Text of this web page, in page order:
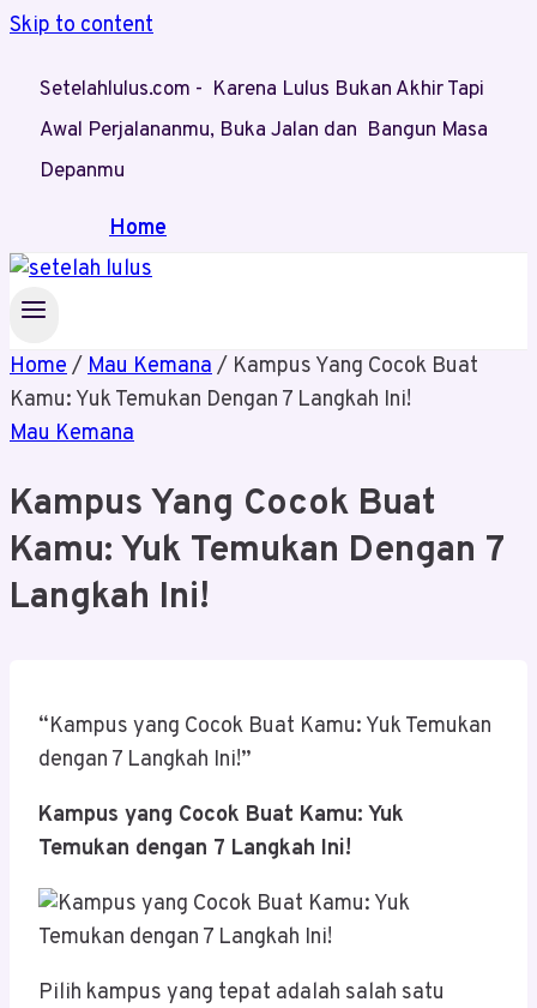
Skip to content
Setelahlulus.com - Karena Lulus Bukan Akhir Tapi
Awal Perjalananmu, Buka Jalan dan Bangun Masa
Depanmu
Home
Home/ Mau Kemana/ Kampus Yang Cocok Buat
Kamu: Yuk Temukan Dengan 7 Langkah Ini!
Mau Kemana
Kampus Yang Cocok Buat
Kamu: Yuk Temukan Dengan 7
Langkah Ini!
“Kampus yang Cocok Buat Kamu: Yuk Temukan
dengan 7 Langkah Ini!”
Kampus yang Cocok Buat Kamu: Yuk
Temukan dengan 7 Langkah Ini!
Pilih kampus yang tepat adalah salah satu